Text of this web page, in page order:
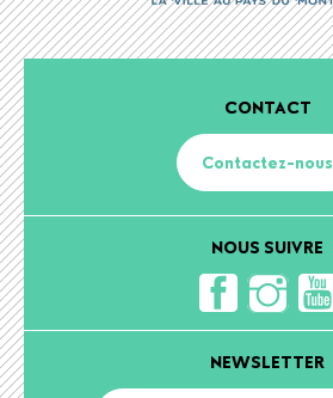
CONTACT
Contactez-nous
NOUS SUIVRE
NEWSLETTER